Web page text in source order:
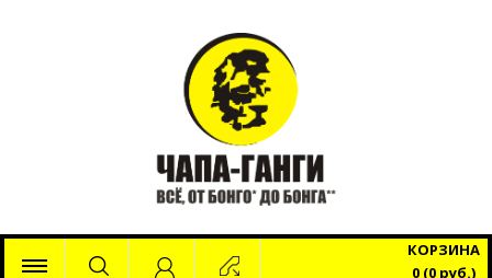
КОРЗИНА
0 (0 руб.)